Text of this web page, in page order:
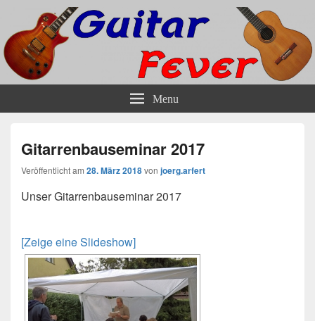
Guitar-Fever Die Gitarrenschule in
Unterricht und Bandtraining für Gitarre Bass und andere Saiteninstrumente
Menu
Gitarrenbauseminar 2017
Veröffentlicht am 28. März 2018von joerg.arfert
Unser Gitarrenbauseminar 2017
[Zeige eine Slideshow]